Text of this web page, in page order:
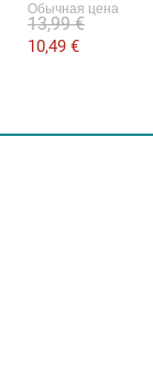
Обычная цена
10,49 €
13,99 €